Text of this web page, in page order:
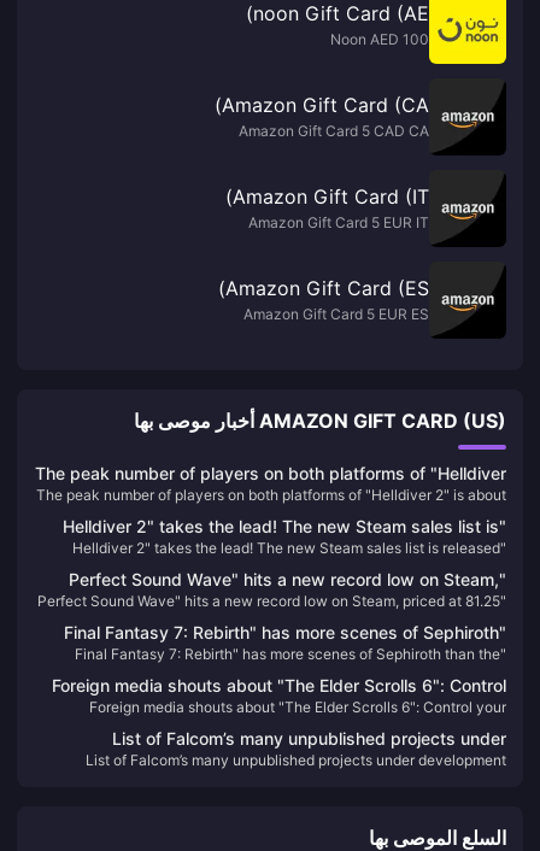
noon Gift Card (AE)
Noon AED 100
Amazon Gift Card (CA)
Amazon Gift Card 5 CAD CA
Amazon Gift Card (IT)
Amazon Gift Card 5 EUR IT
Amazon Gift Card (ES)
Amazon Gift Card 5 EUR ES
AMAZON GIFT CARD (US) أخبار موصى بها
The peak number of players on both platforms of "Helldiver
2" is about 500,000, and it has been constantly refreshing
its Steam history recently.
The peak number of players on both platforms of "Helldiver 2" is about
recently.
"Helldiver 2" takes the lead! The new Steam sales list is
released"Helldiver 2" takes the lead! The new Steam sales list is released
"Perfect Sound Wave" hits a new record low on Steam,
priced at 81.25 yuan after discount
"Perfect Sound Wave" hits a new record low on Steam, priced at 81.25
"Final Fantasy 7: Rebirth" has more scenes of Sephiroth
than the original version, aiming to give players a deeper
understanding
"Final Fantasy 7: Rebirth" has more scenes of Sephiroth than the
Foreign media shouts about "The Elder Scrolls 6": Control
your ambitions, don't be like "Starry Sky" with "high eyes
and low hands"
Foreign media shouts about "The Elder Scrolls 6": Control your
List of Falcom’s many unpublished projects under
development
List of Falcom’s many unpublished projects under development
السلع الموصى بها